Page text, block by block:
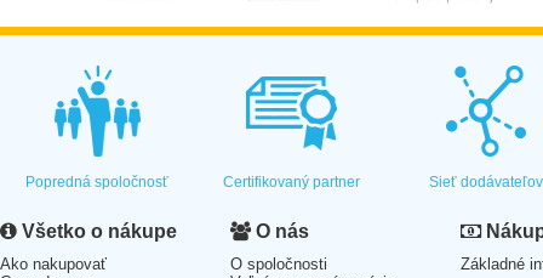
Popredná spoločnosť Certifikovaný partner Sieť dodávateľov
Všetko o nákupe
Ako nakupovať
O nás
O spoločnosti
Základné